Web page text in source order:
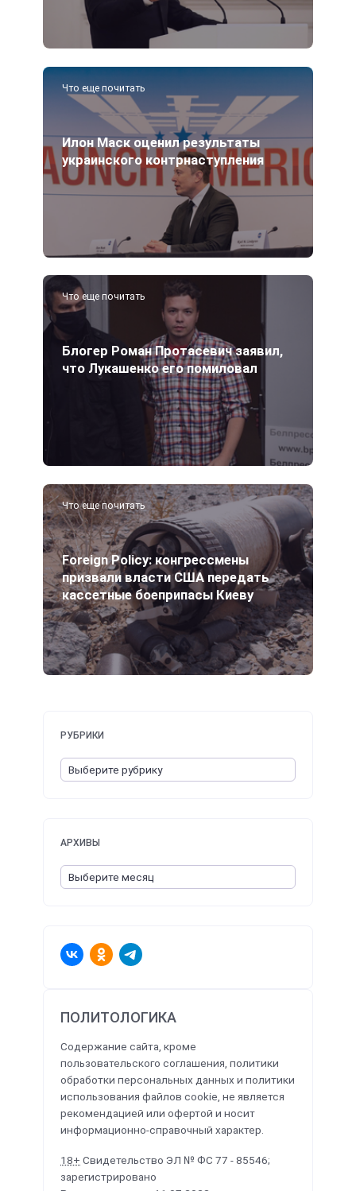
Что еще почитать
Илон Маск оценил результаты
украинского контрнаступления
Что еще почитать
Блогер Роман Протасевич заявил,
что Лукашенко его помиловал
Что еще почитать
Foreign Policy: конгрессмены
призвали власти США передать
кассетные боеприпасы Киеву
ПОЛИТОЛОГИКА
Содержание сайта, кроме
пользовательского соглашения, политики
обработки персональных данных и политики
использования файлов cookie, не является
рекомендацией или офертой и носит
информационно-справочный характер.
18+ Свидетельство ЭЛ № ФС 77 - 85546;
зарегистрировано
РУБРИКИ
АРХИВЫ